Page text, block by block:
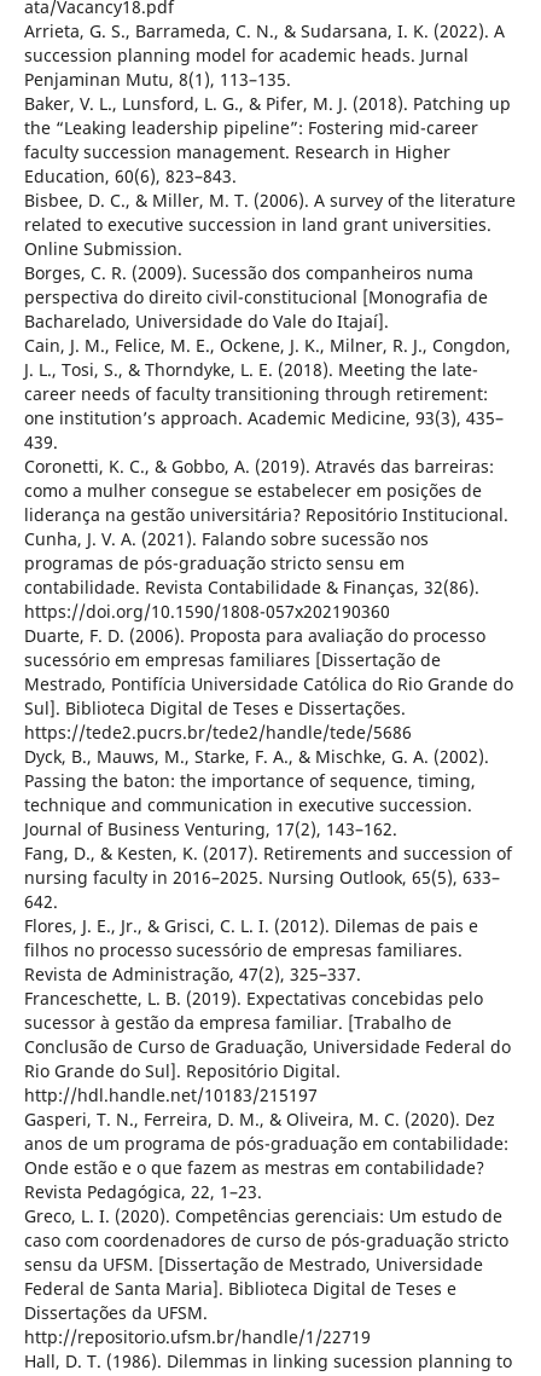
ata/Vacancy18.pdf
Arrieta, G. S., Barrameda, C. N., & Sudarsana, I. K. (2022). A
succession planning model for academic heads. Jurnal
Penjaminan Mutu, 8(1), 113–135.
Baker, V. L., Lunsford, L. G., & Pifer, M. J. (2018). Patching up
the “Leaking leadership pipeline”: Fostering mid-career
faculty succession management. Research in Higher
Education, 60(6), 823–843.
Bisbee, D. C., & Miller, M. T. (2006). A survey of the literature
related to executive succession in land grant universities.
Online Submission.
Borges, C. R. (2009). Sucessão dos companheiros numa
perspectiva do direito civil-constitucional [Monografia de
Bacharelado, Universidade do Vale do Itajaí].
Cain, J. M., Felice, M. E., Ockene, J. K., Milner, R. J., Congdon,
J. L., Tosi, S., & Thorndyke, L. E. (2018). Meeting the late-
career needs of faculty transitioning through retirement:
one institution’s approach. Academic Medicine, 93(3), 435–
439.
Coronetti, K. C., & Gobbo, A. (2019). Através das barreiras:
como a mulher consegue se estabelecer em posições de
liderança na gestão universitária? Repositório Institucional.
Cunha, J. V. A. (2021). Falando sobre sucessão nos
programas de pós-graduação stricto sensu em
contabilidade. Revista Contabilidade & Finanças, 32(86).
https://doi.org/10.1590/1808-057x202190360
Duarte, F. D. (2006). Proposta para avaliação do processo
sucessório em empresas familiares [Dissertação de
Mestrado, Pontifícia Universidade Católica do Rio Grande do
Sul]. Biblioteca Digital de Teses e Dissertações.
https://tede2.pucrs.br/tede2/handle/tede/5686
Dyck, B., Mauws, M., Starke, F. A., & Mischke, G. A. (2002).
Passing the baton: the importance of sequence, timing,
technique and communication in executive succession.
Journal of Business Venturing, 17(2), 143–162.
Fang, D., & Kesten, K. (2017). Retirements and succession of
nursing faculty in 2016–2025. Nursing Outlook, 65(5), 633–
642.
Flores, J. E., Jr., & Grisci, C. L. I. (2012). Dilemas de pais e
filhos no processo sucessório de empresas familiares.
Revista de Administração, 47(2), 325–337.
Franceschette, L. B. (2019). Expectativas concebidas pelo
sucessor à gestão da empresa familiar. [Trabalho de
Conclusão de Curso de Graduação, Universidade Federal do
Rio Grande do Sul]. Repositório Digital.
http://hdl.handle.net/10183/215197
Gasperi, T. N., Ferreira, D. M., & Oliveira, M. C. (2020). Dez
anos de um programa de pós-graduação em contabilidade:
Onde estão e o que fazem as mestras em contabilidade?
Revista Pedagógica, 22, 1–23.
Greco, L. I. (2020). Competências gerenciais: Um estudo de
caso com coordenadores de curso de pós-graduação stricto
sensu da UFSM. [Dissertação de Mestrado, Universidade
Federal de Santa Maria]. Biblioteca Digital de Teses e
Dissertações da UFSM.
http://repositorio.ufsm.br/handle/1/22719
Hall, D. T. (1986). Dilemmas in linking sucession planning to